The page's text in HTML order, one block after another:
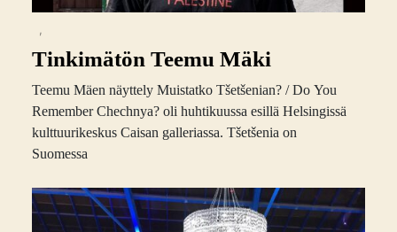
Tinkimätön Teemu Mäki
Teemu Mäen näyttely Muistatko Tšetšenian? / Do You
Remember Chechnya? oli huhtikuussa esillä Helsingissä
kulttuurikeskus Caisan galleriassa. Tšetšenia on
Suomessa